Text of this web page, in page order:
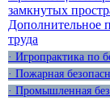
замкнутых
Дополнительное
труда
· Игропрактика по
· Пожарная
· Промышленная